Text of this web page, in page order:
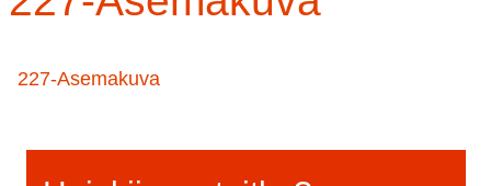
227-Asemakuva